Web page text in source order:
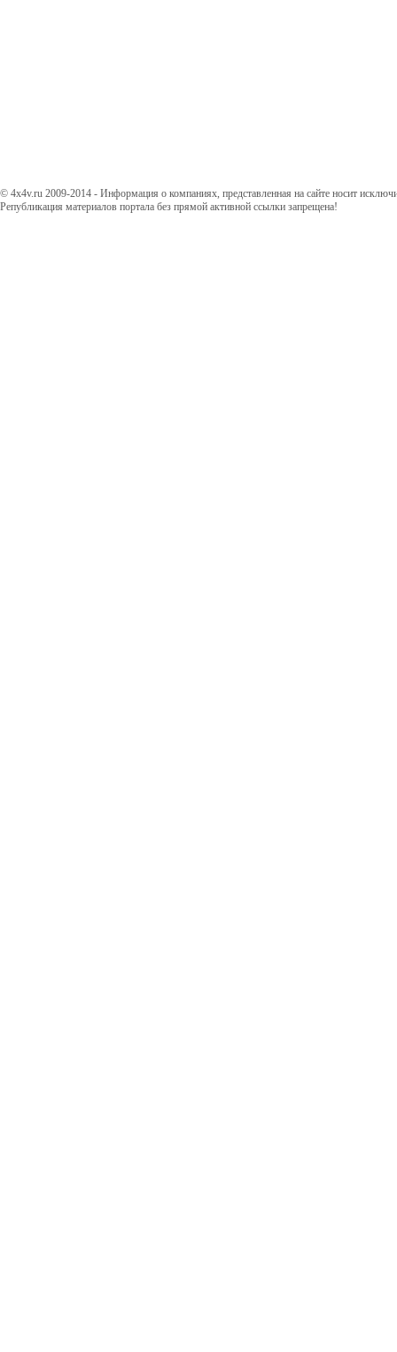
© 4x4v.ru 2009-2014 - Информация о компаниях, представленная на сайте носит
Републикация материалов портала без прямой активной ссылки запрещена!